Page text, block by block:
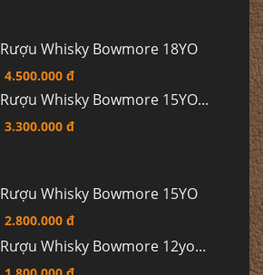
Rượu Whisky Bowmore 18YO
4.500.000 đ
Rượu Whisky Bowmore 15YO...
3.300.000 đ
Rượu Whisky Bowmore 15YO
2.800.000 đ
Rượu Whisky Bowmore 12yo...